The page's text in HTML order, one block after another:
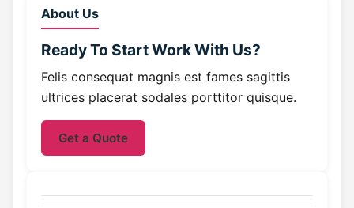
About Us
Ready To StartWork With Us?
Felis consequat magnis est fames sagittis
ultrices placerat sodales porttitor quisque.
Get a Quote